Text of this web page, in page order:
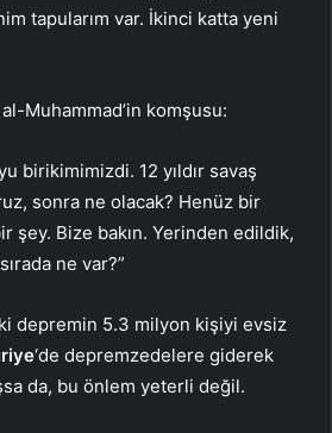
tapularım var. İkinci katta yeni
Muhammad’in komşusu:
birikimimizdi. 12 yıldır savaş
sonra ne olacak? Henüz bir
şey. Bize bakın. Yerinden edildik,
ne var?”
depremin 5.3 milyon kişiyi evsiz
‘de depremzedelere giderek
da, bu önlem yeterli değil.